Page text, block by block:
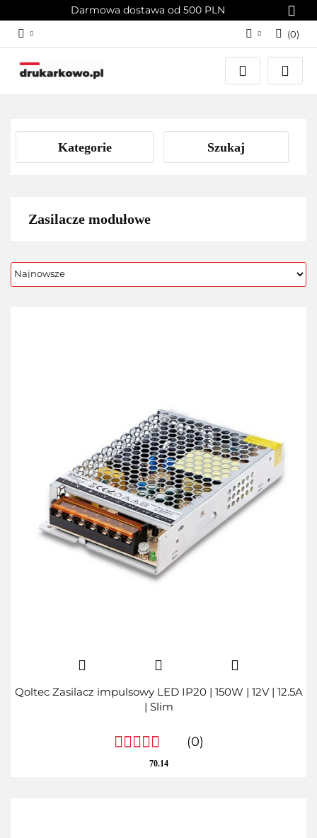
Darmowa dostawa od 500 PLN
Zaloguj się
Załóż konto
(0)
Kategorie Szukaj
Zasilacze modułowe
Qoltec Zasilacz impulsowy LED IP20 | 150W | 12V | 12.5A
| Slim
(0)
70.14